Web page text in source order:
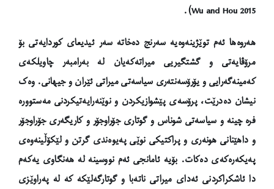
Wu and Hou 2015)
.
هەروەها ئەم توێژینەوەیە سەرنج دەخاتە سەر ئیدیعای کوردایەتی بۆ
مرۆڤایەتی و گشتگیریی میراتەکەیان لە بەرامبەر چاویلکەی
کەمینەگەرایی و یۆرۆسەنتەری سیاسەتی میراتی ئێران و جیهانی. وەک
نیشان دەدرێت، پرۆسەی پێشوازیکردن و نوێنەرایەتیکردنی مەستوورە
فرە چینە و سیاسەتی شوناس و گوتاری جۆراوجۆر و کاریگەری جۆراوجۆر
و داهێنانی هونەری و پراکتیکی نوێی پەیوەندی گرتن و لێکۆڵینەوەی
پەیکەرەکەی دەکات. بۆیە ئامانجی ئەم نووسینە لە هەنگاوی یەکەم
دا ئاشکراکردنی ئەدای میراتی ناتەبا و گوتارگەلێکە کە لە پەراوێزی